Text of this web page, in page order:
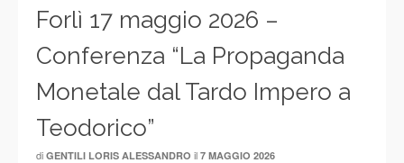
Forlì 17 maggio 2026 –
Conferenza “La Propaganda
Monetale dal Tardo Impero a
Teodorico”
di GENTILI LORIS ALESSANDRO il 7 MAGGIO 2026